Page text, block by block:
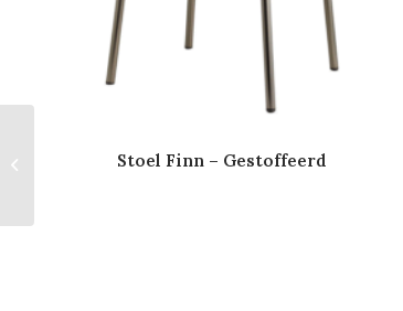
Stoel Finn – Gestoffeerd